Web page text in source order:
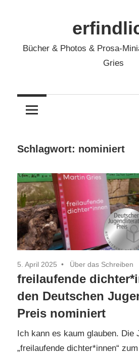
Bücher & Photos & Prosa-
Gries
Schlagwort: nominiert
5. April 2025 Über das Schreiben
freilaufende
den Deutschen
Preis nominiert
Ich kann es kaum glauben. Die
„freilaufende dichter*innen“